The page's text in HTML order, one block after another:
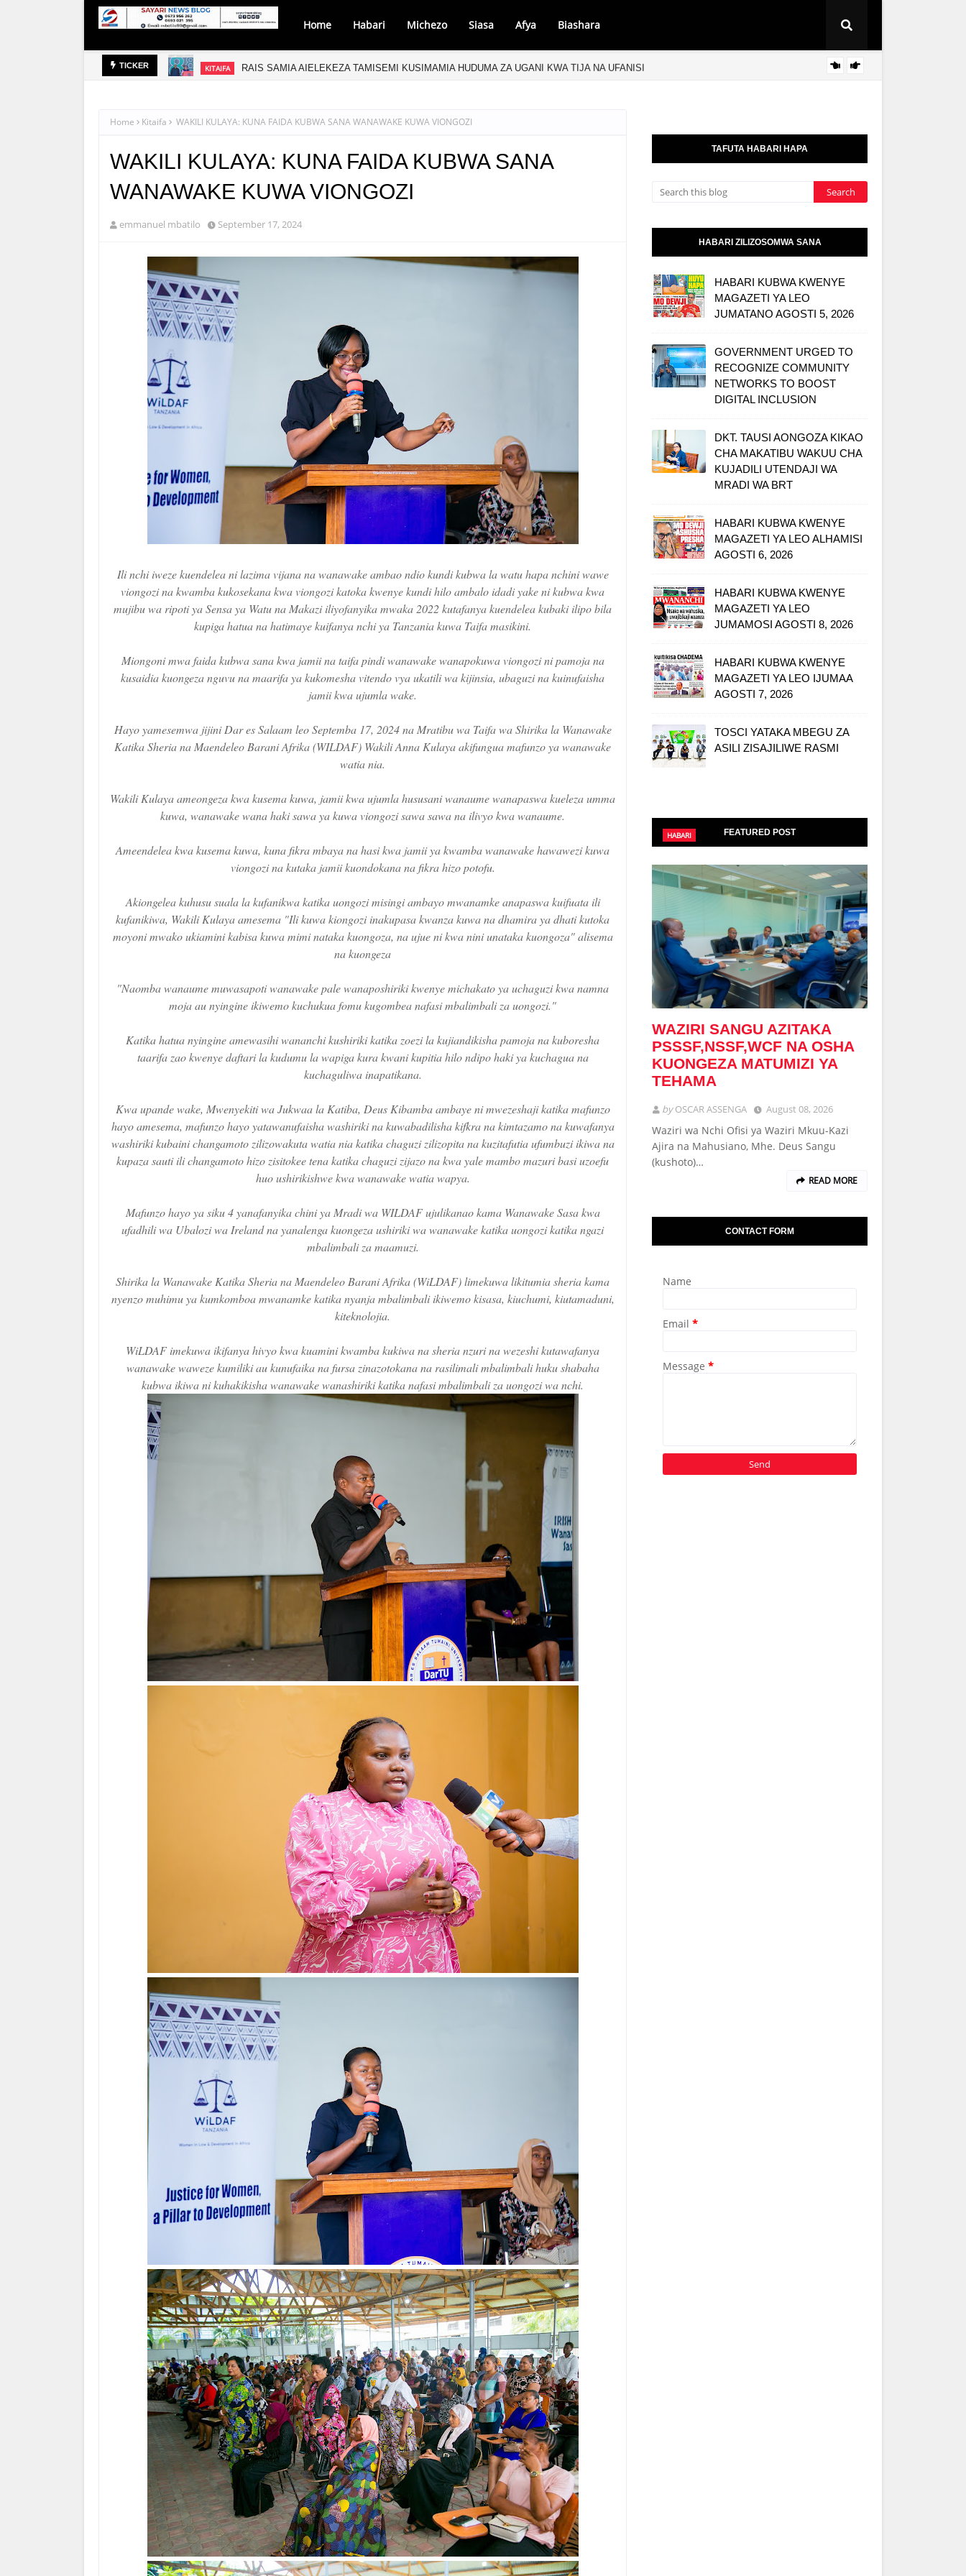
Home Habari Michezo Siasa Afya Biashara
TICKER KITAIFA RAIS SAMIA AIELEKEZA TAMISEMI KUSIMAMIA HUDUMA ZA UGANI KWA TIJA NA UFANISI
Home Kitaifa WAKILI KULAYA: KUNA FAIDA KUBWA SANA WANAWAKE KUWA VIONGOZI
WAKILI KULAYA: KUNA FAIDA KUBWA SANA
WANAWAKE KUWA VIONGOZI
emmanuel mbatilo September 17, 2024
Ili nchi iweze kuendelea ni lazima vijana na wanawake ambao ndio kundi kubwa la watu hapa nchini wawe
viongozi na kwamba kukosekana kwa viongozi katoka kwenye kundi hilo ambalo idadi yake ni kubwa kwa
mujibu wa ripoti ya Sensa ya Watu na Makazi iliyofanyika mwaka 2022 kutafanya kuendelea kubaki ilipo bila
kupiga hatua na hatimaye kuifanya nchi ya Tanzania kuwa Taifa masikini.
Miongoni mwa faida kubwa sana kwa jamii na taifa pindi wanawake wanapokuwa viongozi ni pamoja na
kusaidia kuongeza nguvu na maarifa ya kukomesha vitendo vya ukatili wa kijinsia, ubaguzi na kuinufaisha
jamii kwa ujumla wake.
Hayo yamesemwa jijini Dar es Salaam leo Septemba 17, 2024 na Mratibu wa Taifa wa Shirika la Wanawake
Katika Sheria na Maendeleo Barani Afrika (WILDAF) Wakili Anna Kulaya akifungua mafunzo ya wanawake
watia nia.
Wakili Kulaya ameongeza kwa kusema kuwa, jamii kwa ujumla hususani wanaume wanapaswa kueleza umma
kuwa, wanawake wana haki sawa ya kuwa viongozi sawa sawa na ilivyo kwa wanaume.
Ameendelea kwa kusema kuwa, kuna fikra mbaya na hasi kwa jamii ya kwamba wanawake hawawezi kuwa
viongozi na kutaka jamii kuondokana na fikra hizo potofu.
Akiongelea kuhusu suala la kufanikwa katika uongozi misingi ambayo mwanamke anapaswa kuifuata ili
kufanikiwa, Wakili Kulaya amesema "Ili kuwa kiongozi inakupasa kwanza kuwa na dhamira ya dhati kutoka
moyoni mwako ukiamini kabisa kuwa mimi nataka kuongoza, na ujue ni kwa nini unataka kuongoza" alisema
na kuongeza
"Naomba wanaume muwasapoti wanawake pale wanaposhiriki kwenye michakato ya uchaguzi kwa namna
moja au nyingine ikiwemo kuchukua fomu kugombea nafasi mbalimbali za uongozi."
Katika hatua nyingine amewasihi wananchi kushiriki katika zoezi la kujiandikisha pamoja na kuboresha
taarifa zao kwenye daftari la kudumu la wapiga kura kwani kupitia hilo ndipo haki ya kuchagua na
kuchaguliwa inapatikana.
Kwa upande wake, Mwenyekiti wa Jukwaa la Katiba, Deus Kibamba ambaye ni mwezeshaji katika mafunzo
hayo amesema, mafunzo hayo yatawanufaisha washiriki na kuwabadilisha kifkra na kimtazamo na kuwafanya
washiriki kubaini changamoto zilizowakuta watia nia katika chaguzi zilizopita na kuzitafutia ufumbuzi ikiwa na
kupaza sauti ili changamoto hizo zisitokee tena katika chaguzi zijazo na kwa yale mambo mazuri basi uzoefu
huo ushirikishwe kwa wanawake watia wapya.
Mafunzo hayo ya siku 4 yanafanyika chini ya Mradi wa WILDAF ujulikanao kama Wanawake Sasa kwa
ufadhili wa Ubalozi wa Ireland na yanalenga kuongeza ushiriki wa wanawake katika uongozi katika ngazi
mbalimbali za maamuzi.
Shirika la Wanawake Katika Sheria na Maendeleo Barani Afrika (WiLDAF) limekuwa likitumia sheria kama
nyenzo muhimu ya kumkomboa mwanamke katika nyanja mbalimbali ikiwemo kisasa, kiuchumi, kiutamaduni,
kiteknolojia.
WiLDAF imekuwa ikifanya hivyo kwa kuamini kwamba kukiwa na sheria nzuri na wezeshi kutawafanya
wanawake waweze kumiliki au kunufaika na fursa zinazotokana na rasilimali mbalimbali huku shabaha
kubwa ikiwa ni kuhakikisha wanawake wanashiriki katika nafasi mbalimbali za uongozi wa nchi.
TAFUTA HABARI HAPA
HABARI ZILIZOSOMWA SANA
HABARI KUBWA KWENYE
MAGAZETI YA LEO
JUMATANO AGOSTI 5, 2026
GOVERNMENT URGED TO
RECOGNIZE COMMUNITY
NETWORKS TO BOOST
DIGITAL INCLUSION
DKT. TAUSI AONGOZA KIKAO
CHA MAKATIBU WAKUU CHA
KUJADILI UTENDAJI WA
MRADI WA BRT
HABARI KUBWA KWENYE
MAGAZETI YA LEO ALHAMISI
AGOSTI 6, 2026
HABARI KUBWA KWENYE
MAGAZETI YA LEO
JUMAMOSI AGOSTI 8, 2026
HABARI KUBWA KWENYE
MAGAZETI YA LEO IJUMAA
AGOSTI 7, 2026
TOSCI YATAKA MBEGU ZA
ASILI ZISAJILIWE RASMI
FEATURED POST
HABARI
WAZIRI SANGU AZITAKA
PSSSF,NSSF,WCF NA OSHA
KUONGEZA MATUMIZI YA
TEHAMA
byOSCAR ASSENGA August 08, 2026
Waziri wa Nchi Ofisi ya Waziri Mkuu-Kazi
Ajira na Mahusiano, Mhe. Deus Sangu
(kushoto)…
READ MORE
CONTACT FORM
Name
Email *
Message *